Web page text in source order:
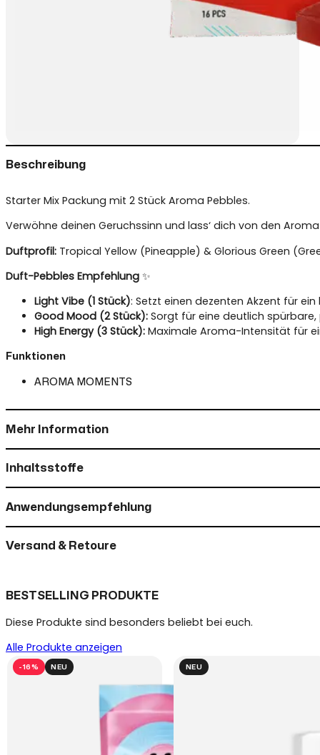
Beschreibung
Starter Mix Packung mit 2 Stück Aroma Pebbles.
Verwöhne deinen Geruchssinn und lass‘ dich von den
Duftprofil: Tropical Yellow (Pineapple) & Glorious Green
Duft-Pebbles Empfehlung ✨
Light Vibe (1 Stück): Setzt einen dezenten Akzent für
Good Mood (2 Stück): Sorgt für eine deutlich
High Energy (3 Stück): Maximale Aroma-Intensität für
Funktionen
AROMA MOMENTS
Mehr Information
Inhaltsstoffe
Anwendungsempfehlung
Versand & Retoure
BESTSELLING PRODUKTE
Diese Produkte sind besonders beliebt bei euch.
Alle Produkte anzeigen
-16% NEU NEU